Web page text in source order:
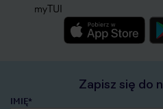
myTUI
Zapisz się do
IMIĘ*